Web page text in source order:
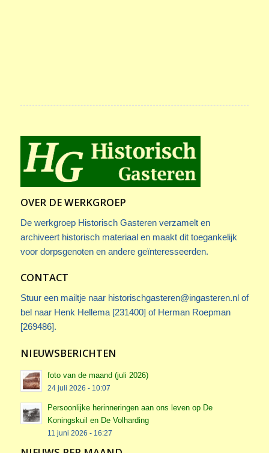
OVER DE WERKGROEP
De werkgroep Historisch Gasteren verzamelt en
archiveert historisch materiaal en maakt dit toegankelijk
voor dorpsgenoten en andere geïnteresseerden.
CONTACT
Stuur een mailtje naar historischgasteren@ingasteren.nlof
bel naar Henk Hellema [231400] of Herman Roepman
[269486].
NIEUWSBERICHTEN
foto van de maand (juli 2026)
24 juli 2026 - 10:07
Persoonlijke herinneringen aan ons leven op De
Koningskuil en De Volharding
11 juni 2026 - 16:27